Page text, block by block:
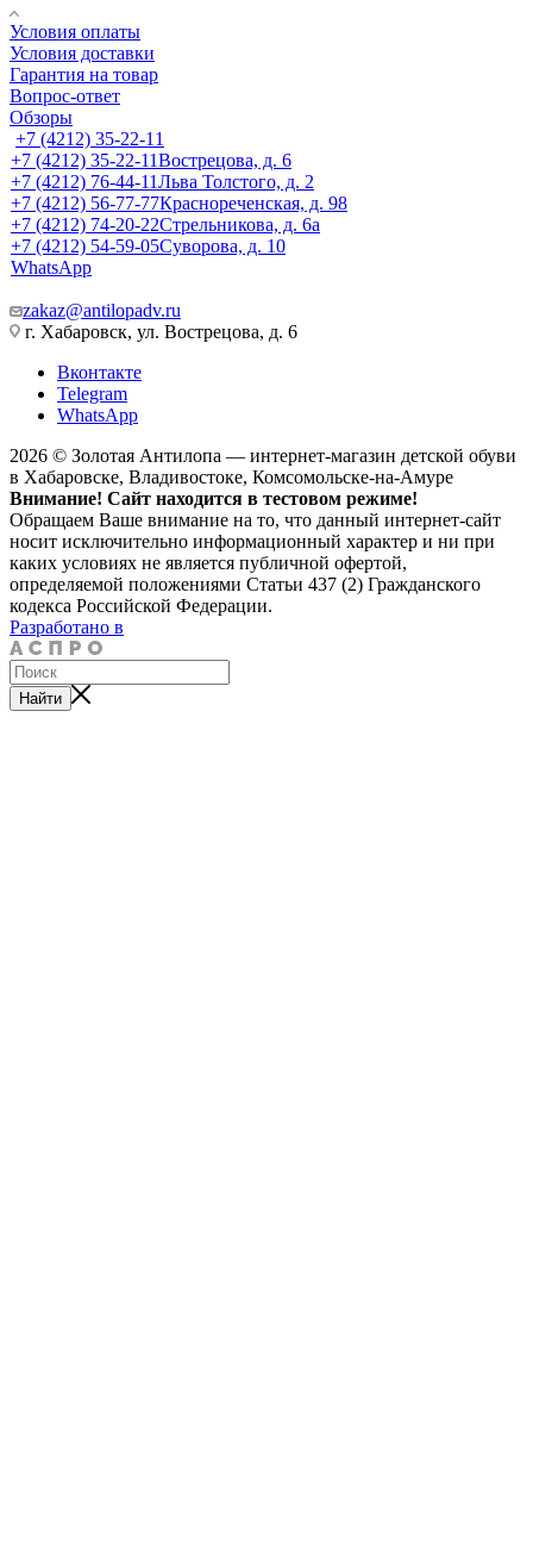
Условия оплаты
Условия доставки
Гарантия на товар
Вопрос-ответ
Обзоры
+7 (4212) 35-22-11
+7 (4212) 35-22-11Вострецова, д. 6
+7 (4212) 76-44-11Льва Толстого, д. 2
+7 (4212) 56-77-77Краснореченская, д. 98
+7 (4212) 74-20-22Стрельникова, д. 6а
+7 (4212) 54-59-05Суворова, д. 10
WhatsApp
zakaz@antilopadv.ru
г. Хабаровск, ул. Вострецова, д. 6
Вконтакте
Telegram
WhatsApp
2026 © Золотая Антилопа — интернет-магазин детской обуви
в Хабаровске, Владивостоке, Комсомольске-на-Амуре
Внимание! Сайт находится в тестовом режиме!
Обращаем Ваше внимание на то, что данный интернет-сайт
носит исключительно информационный характер и ни при
каких условиях не является публичной офертой,
определяемой положениями Статьи 437 (2) Гражданского
кодекса Российской Федерации.
Разработано в
Найти